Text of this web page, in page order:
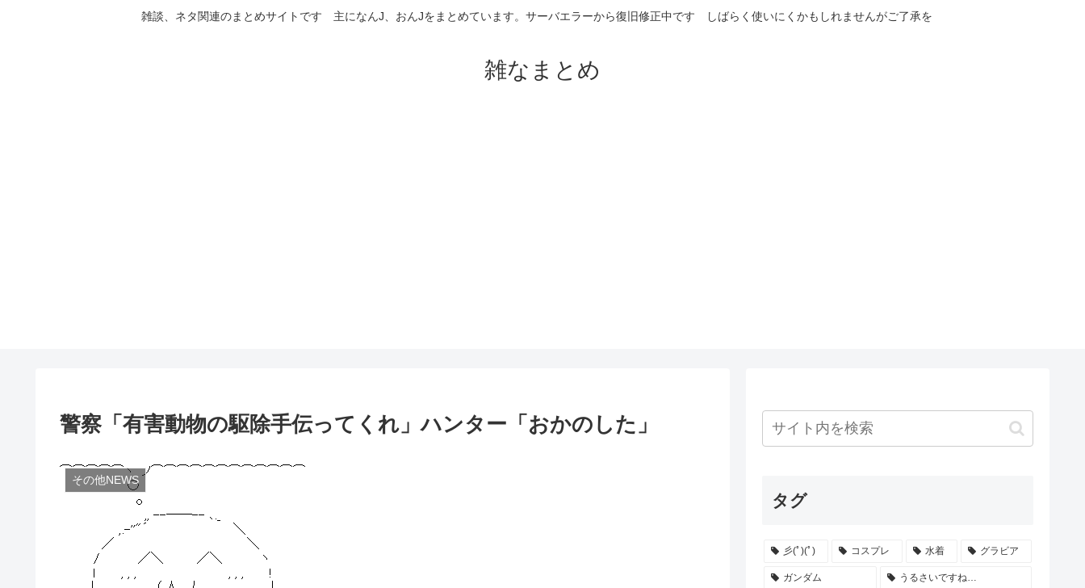
雑談、ネタ関連のまとめサイトです 主になんJ、おんJをまとめています。サーバエラーから復旧修正中です しばらく使いにくかもしれませんがご了承を
雑なまとめ
警察「有害動物の駆除手伝ってくれ」ハンター「おかのした」
その他NEWS
タグ
彡(ﾟ)(ﾟ) コスプレ 水着 グラビア
ガンダム うるさいですね…